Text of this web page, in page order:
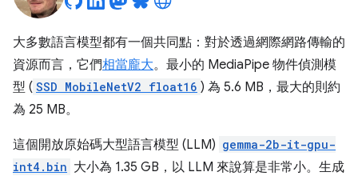
大多數語言模型都有一個共同點：對於透過網際網路傳輸的
資源而言，它們相當龐大。最小的 MediaPipe 物件偵測模
型 ( SSD MobileNetV2 float16 ) 為 5.6 MB，最大的則約
為 25 MB。
這個開放原始碼大型語言模型 (LLM) gemma-2b-it-gpu-
int4.bin 大小為 1.35 GB，以 LLM 來說算是非常小。生成